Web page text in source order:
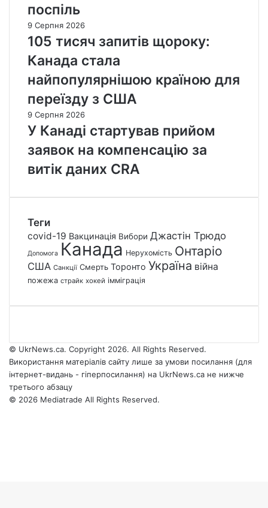
поспіль
9 Серпня 2026
105 тисяч запитів щороку:
Канада стала
найпопулярнішою країною для
переїзду з США
9 Серпня 2026
У Канаді стартував прийом
заявок на компенсацію за
витік даних CRA
Теги
covid-19 Вакцинація Вибори Джастін Трюдо
Допомога Канада Нерухомість Онтаріо
США Санкції Смерть Торонто Україна війна
пожежа страйк хокей імміграція
© UkrNews.ca. Copyright 2026. All Rights Reserved.
Використання матеріалів сайту лише за умови посилання (для
інтернет-видань - гіперпосилання) на UkrNews.ca не нижче
третього абзацу
© 2026 Mediatrade All Rights Reserved.